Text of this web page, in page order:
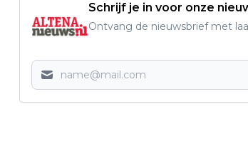
Schrijf je in voor onze
Ontvang de nieuwsbrief met